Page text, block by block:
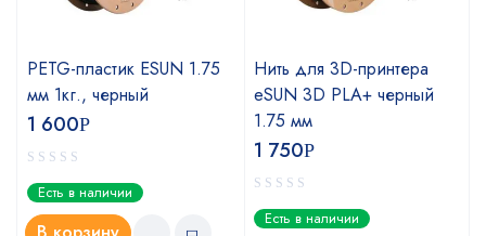
PETG-пластик ESUN 1.75
мм 1кг., черный
1 600Р
Есть в наличии
Нить для 3D-принтера
eSUN 3D PLA+ черный
1.75 мм
1 750Р
Есть в наличии